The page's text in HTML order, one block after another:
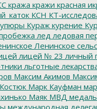
кража кражи красная
КСН КТ-
Кураж курение
лед ледовая
Ленинское
лицей № 23 личный
льготные
Максим Акимов
Марк Кауфман
Маяк МВД медаль
международная